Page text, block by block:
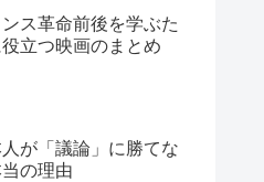
ス革命前後を学ぶた
立つ映画のまとめ
人が「議論」に勝てな
の理由